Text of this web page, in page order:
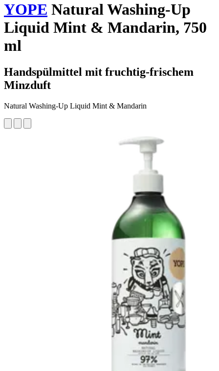
YOPE Natural Washing-Up
Liquid Mint & Mandarin, 750
ml
Handspülmittel mit fruchtig-frischem
Minzduft
Natural Washing-Up Liquid Mint & Mandarin